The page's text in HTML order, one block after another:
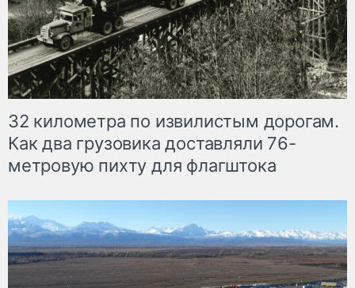
32 километра по извилистым дорогам.
Как два грузовика доставляли 76-
метровую пихту для флагштока